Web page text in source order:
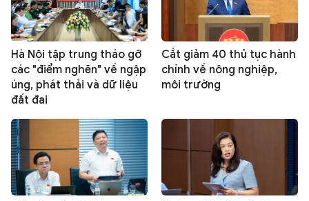
Hà Nội tập trung tháo gỡ
các "điểm nghẽn" về ngập
úng, phát thải và dữ liệu
đất đai
Cắt giảm 40 thủ tục hành
chính về nông nghiệp,
môi trường